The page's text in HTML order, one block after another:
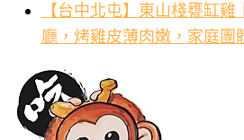
【台中北屯】東山棧甕缸
廳，烤雞皮薄肉嫩，家庭團